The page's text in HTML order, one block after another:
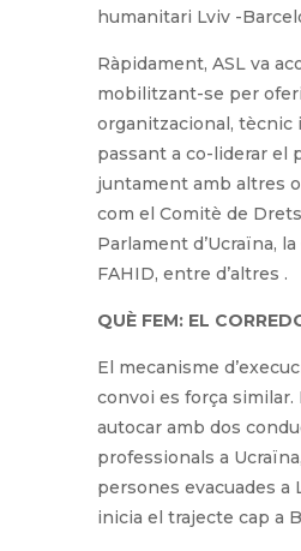
humanitari Lviv -
Ràpidament, ASL va
mobilitzant-se per
organitzacional, tècnic
passant a co-liderar el
juntament amb altres
com el Comitè de
Parlament d’Ucraïna, la
FAHID, entre d’altres .
QUÈ FEM: EL
El mecanisme
convoi es força similar.
autocar amb dos
professionals a
persones evacuades a
inicia el trajecte cap a